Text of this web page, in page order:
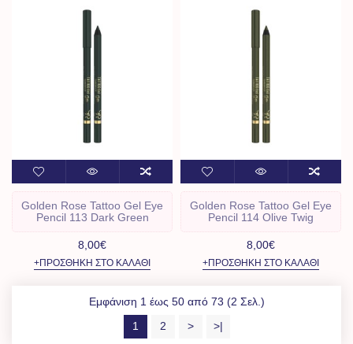
Golden Rose Tattoo Gel Eye
Pencil 113 Dark Green
8,00€
+ΠΡΟΣΘΉΚΗ ΣΤΟ ΚΑΛΆΘΙ
Golden Rose Tattoo Gel Eye
Pencil 114 Olive Twig
8,00€
+ΠΡΟΣΘΉΚΗ ΣΤΟ ΚΑΛΆΘΙ
Εμφάνιση 1 έως 50 από 73 (2 Σελ.)
1
2 > >|